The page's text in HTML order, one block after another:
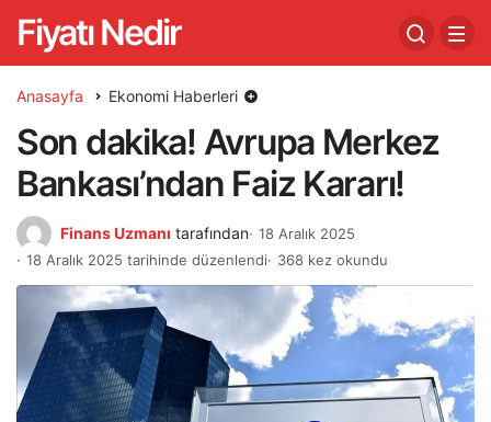
Fiyatı Nedir
Anasayfa Ekonomi Haberleri
Son dakika! Avrupa Merkez
Bankası’ndan Faiz Kararı!
Finans Uzmanı tarafından 18 Aralık 2025
18 Aralık 2025 tarihinde düzenlendi
368 kez okundu